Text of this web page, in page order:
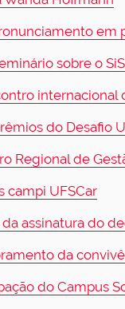
em
sobre o
internacional
do Desafio
Regional de
campi UFSCar
da assinatura do
da
do Campus